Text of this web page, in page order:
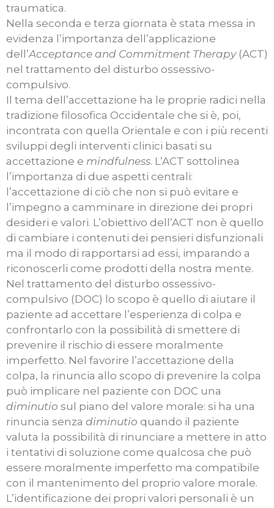
traumatica.
Nella seconda e terza giornata è stata messa in
evidenza l’importanza dell’applicazione
dell’Acceptance and Commitment Therapy(ACT)
nel trattamento del disturbo ossessivo-
compulsivo.
Il tema dell’accettazione ha le proprie radici nella
tradizione filosofica Occidentale che si è, poi,
incontrata con quella Orientale e con i più recenti
sviluppi degli interventi clinici basati su
accettazione e mindfulness. L’ACT sottolinea
l’importanza di due aspetti centrali:
l’accettazione di ciò che non si può evitare e
l’impegno a camminare in direzione dei propri
desideri e valori. L’obiettivo dell’ACT non è quello
di cambiare i contenuti dei pensieri disfunzionali
ma il modo di rapportarsi ad essi, imparando a
riconoscerli come prodotti della nostra mente.
Nel trattamento del disturbo ossessivo-
compulsivo (DOC) lo scopo è quello di aiutare il
paziente ad accettare l’esperienza di colpa e
confrontarlo con la possibilità di smettere di
prevenire il rischio di essere moralmente
imperfetto. Nel favorire l’accettazione della
colpa, la rinuncia allo scopo di prevenire la colpa
può implicare nel paziente con DOC una
diminutio sul piano del valore morale: si ha una
rinuncia senza diminutio quando il paziente
valuta la possibilità di rinunciare a mettere in atto
i tentativi di soluzione come qualcosa che può
essere moralmente imperfetto ma compatibile
con il mantenimento del proprio valore morale.
L’identificazione dei propri valori personali è un